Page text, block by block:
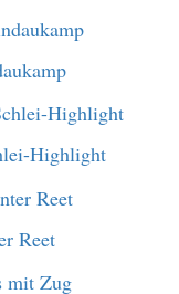
Highlight
Reet